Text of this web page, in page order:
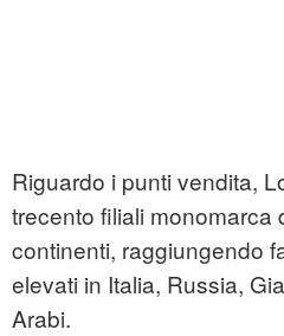
Riguardo i punti vendita,
trecento filiali monomarca
continenti, raggiungendo
elevati in Italia, Russia,
Arabi.